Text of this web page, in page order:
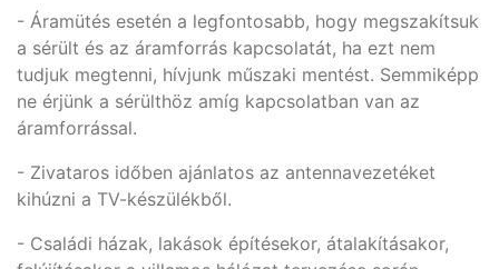
- Áramütés esetén a legfontosabb, hogy megszakítsuk
a sérült és az áramforrás kapcsolatát, ha ezt nem
tudjuk megtenni, hívjunk műszaki mentést. Semmiképp
ne érjünk a sérülthöz amíg kapcsolatban van az
áramforrással.
- Zivataros időben ajánlatos az antennavezetéket
kihúzni a TV-készülékből.
- Családi házak, lakások építésekor, átalakításakor,